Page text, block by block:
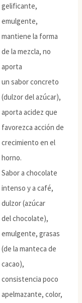
gelificante,
emulgente,
mantiene la forma
de la mezcla, no
aporta
un sabor concreto
(dulzor del azúcar),
aporta acidez que
favorezca acción de
crecimiento en el
horno.
Sabor a chocolate
intenso y a café,
dulzor (azúcar
del chocolate),
emulgente, grasas
(de la manteca de
cacao),
consistencia poco
apelmazante, color,